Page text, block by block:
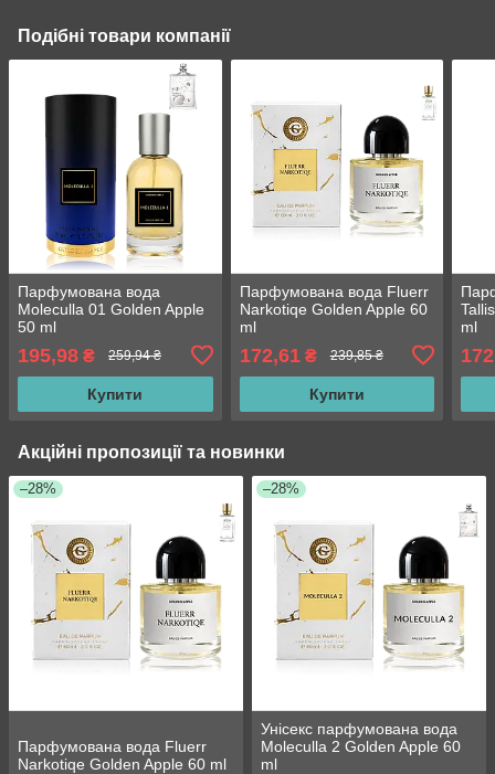
Подібні товари компанії
Парфумована вода
Moleculla 01 Golden Apple
50 ml
195,98 ₴ 259,94 ₴
Купити
Парфумована вода Fluerr
Narkotiqe Golden Apple 60
ml
172,61₴ 239,85 ₴
Купити
ml
Акційні пропозиції та новинки
–28%
Парфумована вода Fluerr
Narkotiqe Golden Apple 60 ml
–28%
Унісекс парфумована вода
Moleculla 2 Golden Apple 60
ml